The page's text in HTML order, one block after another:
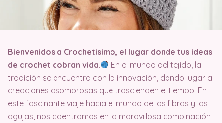
Bienvenidos a Crochetisimo, el lugar donde tus ideas
de crochet cobran vida.
En el mundo del tejido, la
tradición se encuentra con la innovación, dando lugar a
creaciones asombrosas que trascienden el tiempo. En
este fascinante viaje hacia el mundo de las fibras y las
agujas, nos adentramos en la maravillosa combinación